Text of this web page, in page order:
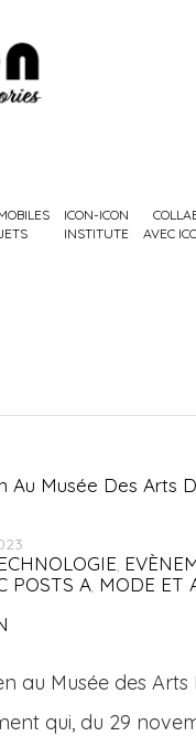
ICON-ICON
INSTITUTE
AVEC
Au Musée Des Arts
,
POSTS A, MODE ET
au Musée des Arts
qui, du 29